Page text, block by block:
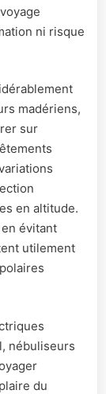
ni risque
madériens,
sur
en altitude.
évitant
utilement
nébuliseurs
du